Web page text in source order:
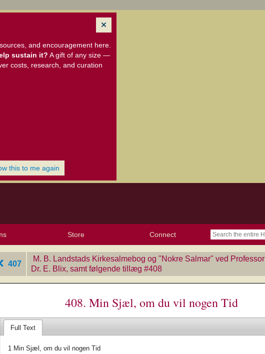
and encouragement here.
sustain it? A gift of any size —
costs, research, and curation
this to me again
Store Connect
Blog
Forums
Volunteer
Facebook
X (Twitter)
407
M. B. Landstads Kirkesalmebog og "Nokre Salmar" ved Professor
Dr. E. Blix, samt følgende tillæg ‎#408
408. Min Sjæl, om du vil nogen Tid
Full Text
1 Min Sjæl, om du vil nogen Tid